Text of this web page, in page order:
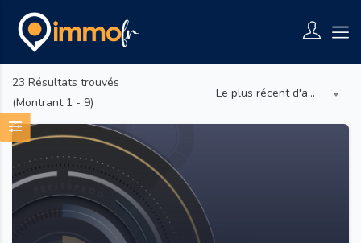
23 Résultats trouvés
(Montrant 1 - 9)
Le plus récent d'abord